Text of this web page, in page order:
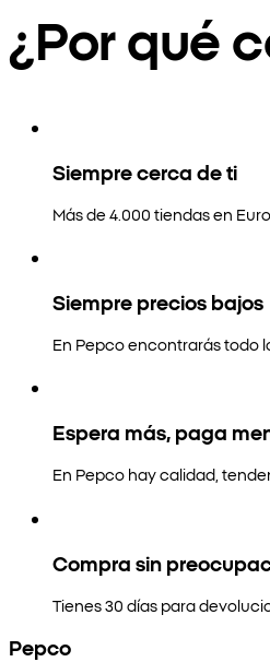
¿Por qué
Siempre cerca de ti
Más de 4.000 tiendas en
Siempre precios bajos
En Pepco encontrarás todo
Espera más, paga
En Pepco hay calidad,
Compra sin
Tienes 30 días para
Pepco